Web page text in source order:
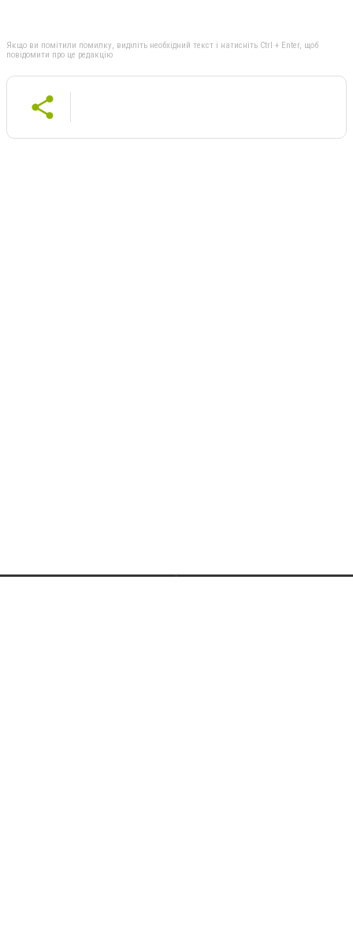
Якщо ви помітили помилку, виділіть необхідний текст і натисніть Ctrl + Enter, щоб
повідомити про це редакцію